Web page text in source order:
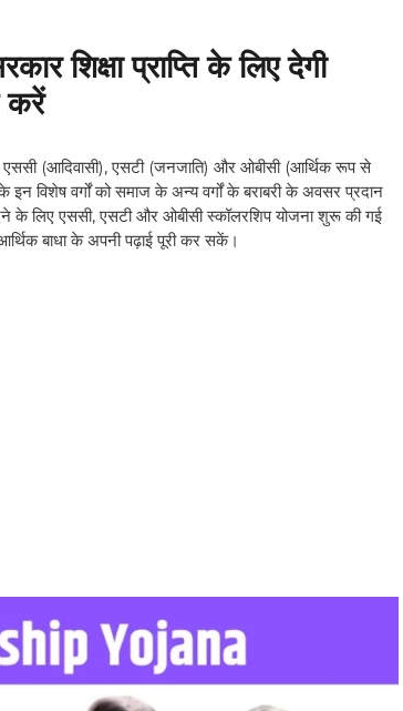
प्राप्ति के लिए देगी
करें
एससी (आदिवासी), एसटी (जनजाति) और ओबीसी (आर्थिक रूप से
विशेष वर्गों को समाज के अन्य वर्गों के बराबरी के अवसर प्रदान
के लिए एससी, एसटी और ओबीसी स्कॉलरशिप योजना शुरू की गई
आर्थिक बाधा के अपनी पढ़ाई पूरी कर सकें।